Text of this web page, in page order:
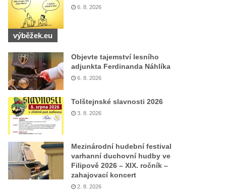
6. 8. 2026
výběžek.eu
Objevte tajemství lesního
adjunkta Ferdinanda Náhlíka
6. 8. 2026
Tolštejnské slavnosti 2026
3. 8. 2026
Mezinárodní hudební festival
varhanní duchovní hudby ve
Filipově 2026 – XIX. ročník –
zahajovací koncert
2. 8. 2026